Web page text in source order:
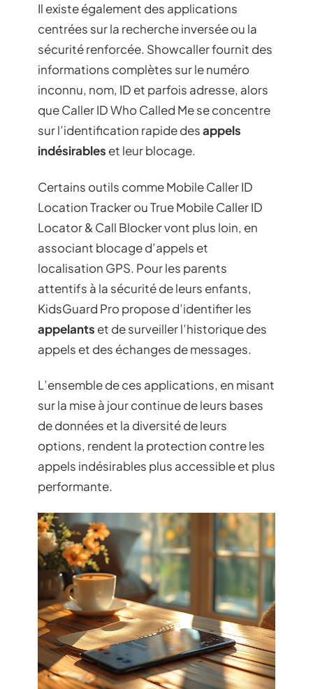
Il existe également des applications
centrées sur la recherche inversée ou la
sécurité renforcée. Showcaller fournit des
informations complètes sur le numéro
inconnu, nom, ID et parfois adresse, alors
que Caller ID Who Called Me se concentre
sur l’identification rapide desappels
indésirables et leur blocage.
Certains outils comme Mobile Caller ID
Location Tracker ou True Mobile Caller ID
Locator & Call Blocker vont plus loin, en
associant blocage d’appels et
localisation GPS. Pour les parents
attentifs à la sécurité de leurs enfants,
KidsGuard Pro propose d’identifier les
appelants et de surveiller l’historique des
appels et des échanges de messages.
L’ensemble de ces applications, en misant
sur la mise à jour continue de leurs bases
de données et la diversité de leurs
options, rendent la protection contre les
appels indésirables plus accessible et plus
performante.